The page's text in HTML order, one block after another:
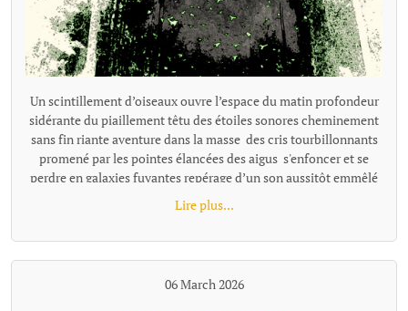
Un scintillement d’oiseaux ouvre l’espace du matin profondeur
sidérante du piaillement têtu des étoiles sonores cheminement
sans fin riante aventure dans la masse des cris tourbillonnants
promené par les pointes élancées des aigus s'enfoncer et se
perdre en galaxies fuyantes repérage d’un son aussitôt emmêlé
dans la prolixité d’une énergie joyeuse s’enfoncer jusqu'au cou
dans un pétillement bouche bée, souriante se noyer, emporté
Lire plus...
06 March 2026